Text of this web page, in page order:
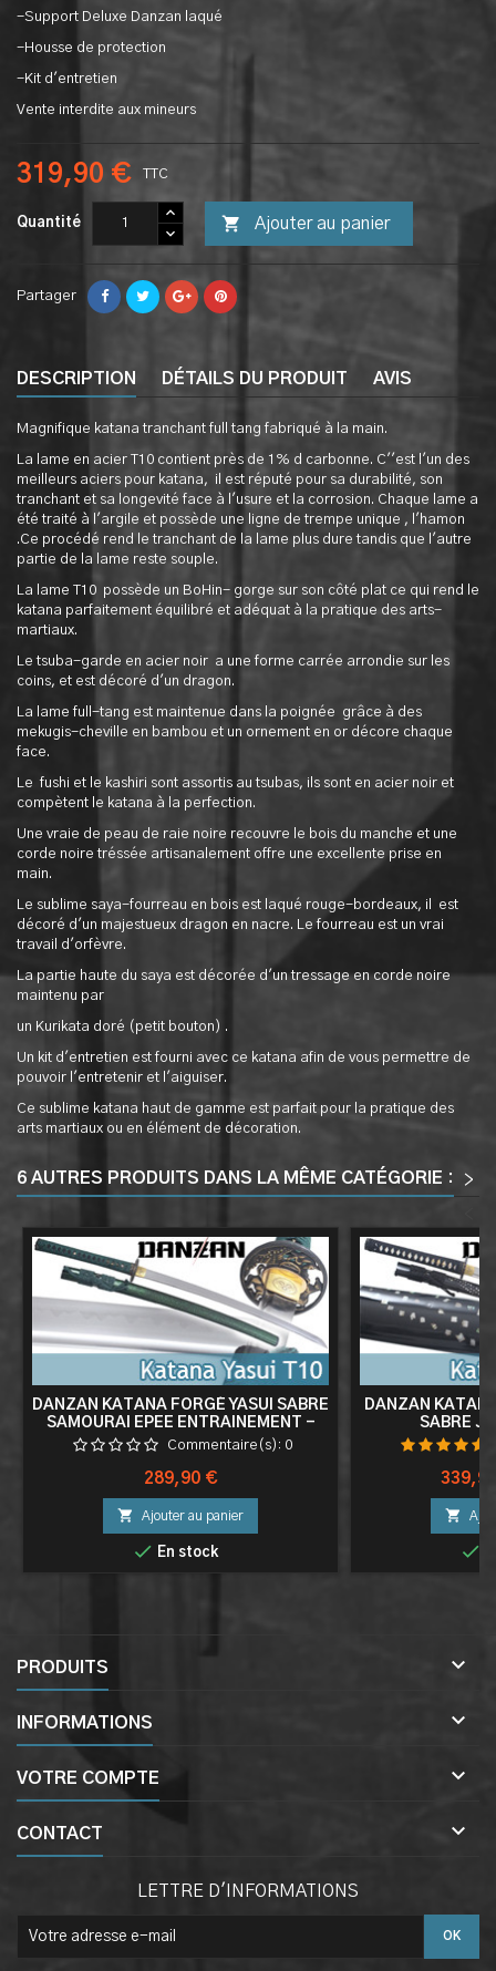
-Support Deluxe Danzan laqué
-Housse de protection
-Kit d'entretien
Vente interdite aux mineurs
319,90 € TTC
Quantité  Ajouter au panier
Partager
DESCRIPTION DÉTAILS DU PRODUIT AVIS
Magnifique katana tranchant full tang fabriqué à la main.
La lame en acier T10 contient près de 1% d carbonne. C''est l'un des
meilleurs aciers pour katana, il est réputé pour sa durabilité, son
tranchant et sa longevité face à l'usure et la corrosion. Chaque lame a
été traité à l'argile et possède une ligne de trempe unique , l'hamon
.Ce procédé rend le tranchant de la lame plus dure tandis que l'autre
partie de la lame reste souple.
La lame T10 possède un BoHin- gorge sur son côté plat ce qui rend le
katana parfaitement équilibré et adéquat à la pratique des arts-
martiaux.
Le tsuba-garde en acier noir a une forme carrée arrondie sur les
coins, et est décoré d'un dragon.
La lame full-tang est maintenue dans la poignée grâce à des
mekugis-cheville en bambou et un ornement en or décore chaque
face.
Le fushi et le kashiri sont assortis au tsubas, ils sont en acier noir et
compètent le katana à la perfection.
Une vraie de peau de raie noire recouvre le bois du manche et une
corde noire tréssée artisanalement offre une excellente prise en
main.
Le sublime saya-fourreau en bois est laqué rouge-bordeaux, il est
décoré d'un majestueux dragon en nacre. Le fourreau est un vrai
travail d'orfèvre.
La partie haute du saya est décorée d'un tressage en corde noire
maintenu par
un Kurikata doré (petit bouton) .
Un kit d'entretien est fourni avec ce katana afin de vous permettre de
pouvoir l'entretenir et l'aiguiser.
Ce sublime katana haut de gamme est parfait pour la pratique des
arts martiaux ou en élément de décoration.
6 AUTRES PRODUITS DANS LA MÊME CATÉGORIE :
>
DANZAN KATANA FORGÉ YASUI SABRE
SAMOURAI EPEE ENTRAINEMENT -
LAME T10
Commentaire(s): 0
Prix
289,90 €
 Ajouter au panier
 En stock
DANZAN
SABRE
Prix


PRODUITS 
INFORMATIONS 
VOTRE COMPTE 
CONTACT 
LETTRE D'INFORMATIONS